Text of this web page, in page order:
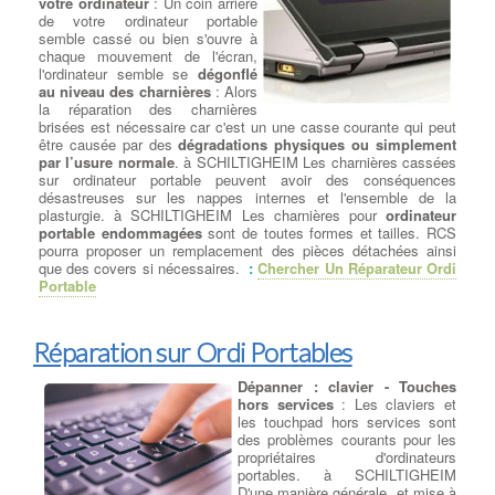
chiffrait les données des victimes et exigeait une rançon en
bitcoin pour les récupérer.
NotPetya / ExPetr : Il est apparu en juin 2017 et a été classé
comme un ransomware, mais son objectif principal semblait être
de causer des dommages plutôt que de gagner de l'argent grâce
aux rançons. Il a causé des dégâts importants aux entreprises et
aux infrastructures informatiques.
Conficker : Lancé en 2008, Conficker était un ver informatique
qui se propageait rapidement en exploitant des vulnérabilités
dans les systèmes Windows. Il pouvait prendre le contrôle
complet des ordinateurs infectés.
Zeus (Zbot) : C'était un cheval de Troie financier très dangereux
qui visait principalement à voler des informations sensibles,
telles que les identifiants bancaires et les mots de passe.
Stuxnet : Découvert en 2010, Stuxnet était un ver informatique
sophistiqué conçu pour cibler les systèmes de contrôle
industriels, en particulier ceux liés au programme nucléaire
critiques.
Cryptolocker : C'était un ransomware qui a commencé à circuler
en 2013. Il chiffrait les fichiers des victimes et demandait une
rançon pour les décrypter.
Mirai : Apparu en 2016, Mirai était un logiciel malveillant de type
botnet qui infectait principalement les objets connectés (IoT) pour
les recruter dans un réseau de bots, qui pouvait ensuite être
utilisé pour lancer des attaques DDoS massives.
de votre ordinateur portable
semble cassé ou bien s'ouvre à
chaque mouvement de l'écran,
l'ordinateur semble se dégonflé
au niveau des charnières: Alors
la réparation des charnières
brisées est nécessaire car c'est un une casse courante qui peut
être causée par desdégradations physiques ou simplement
par l’usure normale. à SCHILTIGHEIM Les charnières cassées
sur ordinateur portable peuvent avoir des conséquences
désastreuses sur les nappes internes et l'ensemble de la
plasturgie. à SCHILTIGHEIM Les charnières pour ordinateur
portable endommagéessont de toutes formes et tailles. RCS
pourra proposer un remplacement des pièces détachées ainsi
que des covers si nécessaires. :Chercher Un Réparateur Ordi
Portable
Réparation sur Ordi Portables
Dépanner : clavier - Touches
hors services: Les claviers et
les touchpad hors services sont
des problèmes courants pour les
propriétaires d'ordinateurs
portables. à SCHILTIGHEIM